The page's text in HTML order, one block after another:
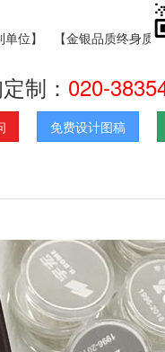
单位】 【金银品质终身质
制： 020-
免费设计图稿